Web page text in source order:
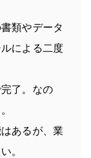
類やデータ
による二度
了。なの
あるが、業
。